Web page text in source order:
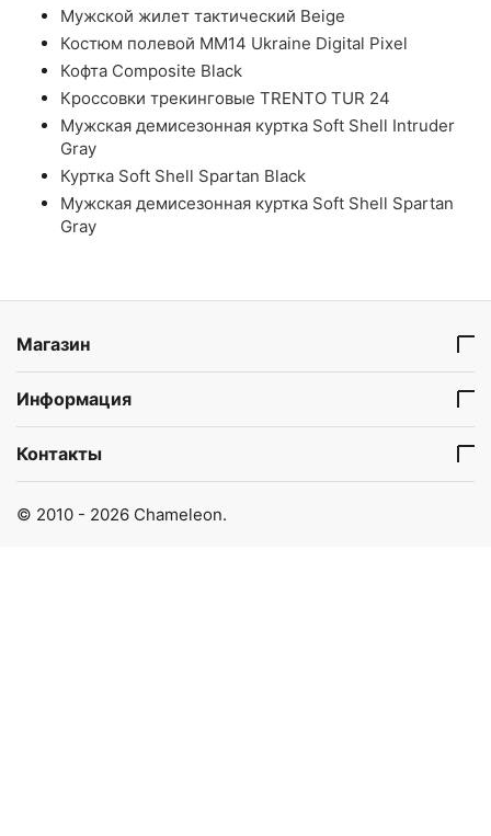
Мужской жилет тактический Beige
Костюм полевой ММ14 Ukraine Digital Pixel
Кофта Composite Black
Кроссовки трекинговые TRENTO TUR 24
Мужская демисезонная куртка Soft Shell Intruder
Gray
Куртка Soft Shell Spartan Black
Мужская демисезонная куртка Soft Shell Spartan
Gray
Магазин
Информация
Контакты
© 2010 - 2026 Chameleon.